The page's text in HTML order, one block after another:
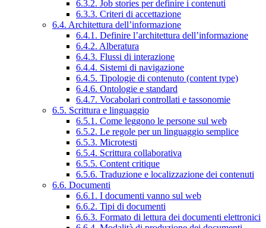
6.3.2. Job stories per definire i contenuti
6.3.3. Criteri di accettazione
6.4. Architettura dell’informazione
6.4.1. Definire l’architettura dell’informazione
6.4.2. Alberatura
6.4.3. Flussi di interazione
6.4.4. Sistemi di navigazione
6.4.5. Tipologie di contenuto (content type)
6.4.6. Ontologie e standard
6.4.7. Vocabolari controllati e tassonomie
6.5. Scrittura e linguaggio
6.5.1. Come leggono le persone sul web
6.5.2. Le regole per un linguaggio semplice
6.5.3. Microtesti
6.5.4. Scrittura collaborativa
6.5.5. Content critique
6.5.6. Traduzione e localizzazione dei contenuti
6.6. Documenti
6.6.1. I documenti vanno sul web
6.6.2. Tipi di documenti
6.6.3. Formato di lettura dei documenti elettronici